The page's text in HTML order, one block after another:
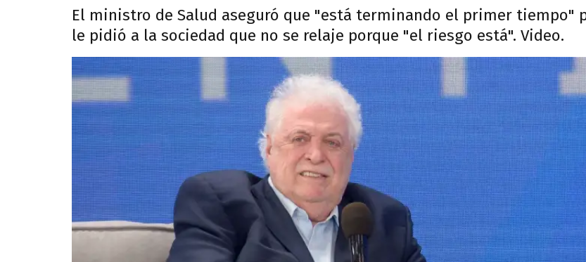
El ministro de Salud aseguró que "está terminando el primer tiempo"
le pidió a la sociedad que no se relaje porque "el riesgo está". Video.